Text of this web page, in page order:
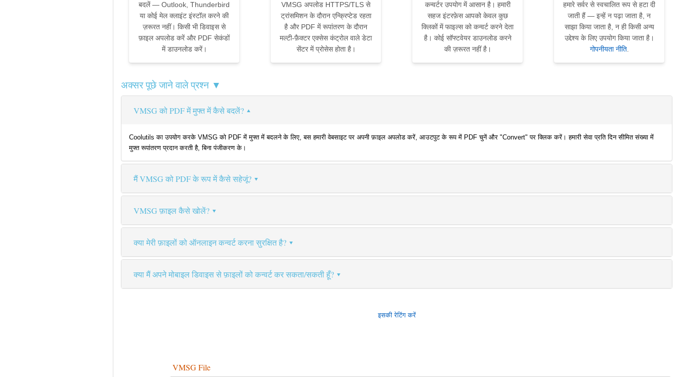
बदलें — Outlook, Thunderbird
या कोई मेल क्लाइंट इंस्टॉल करने की
ज़रूरत नहीं। किसी भी डिवाइस से
फ़ाइल अपलोड करें और PDF सेकंडों
में डाउनलोड करें।
VMSG अपलोड HTTPS/TLS से
ट्रांसमिशन के दौरान एन्क्रिप्टेड रहता
है और PDF में रूपांतरण के दौरान
मल्टी-फ़ैक्टर एक्सेस कंट्रोल वाले डेटा
सेंटर में प्रोसेस होता है।
कन्वर्टर उपयोग में आसान है। हमारी
सहज इंटरफ़ेस आपको केवल कुछ
क्लिकों में फाइल्स को कन्वर्ट करने देता
है। कोई सॉफ्टवेयर डाउनलोड करने
की ज़रूरत नहीं है।
हमारे सर्वर से स्वचालित रूप से हटा दी
जाती हैं — इन्हें न पढ़ा जाता है, न
साझा किया जाता है, न ही किसी अन्य
उद्देश्य के लिए उपयोग किया जाता है।
गोपनीयता नीति.
अक्सर पूछे जाने वाले प्रश्न ▼
VMSG को PDF में मुफ्त में कैसे बदलें?
Coolutils का उपयोग करके VMSG को PDF में मुफ्त में बदलने के लिए, बस हमारी वेबसाइट पर अपनी फ़ाइल अपलोड करें, आउटपुट के रूप में PDF चुनें और "Convert" पर क्लिक करें। हमारी सेवा प्रति दिन सीमित संख्या में
मुफ्त रूपांतरण प्रदान करती है, बिना पंजीकरण के।
मैं VMSG को PDF के रूप में कैसे सहेजूं?
VMSG फ़ाइल कैसे खोलें?
क्या मेरी फ़ाइलों को ऑनलाइन कन्वर्ट करना सुरक्षित है?
क्या मैं अपने मोबाइल डिवाइस से फ़ाइलों को कन्वर्ट कर सकता/सकती हूँ?
इसकी रेटिंग करें
VMSG File